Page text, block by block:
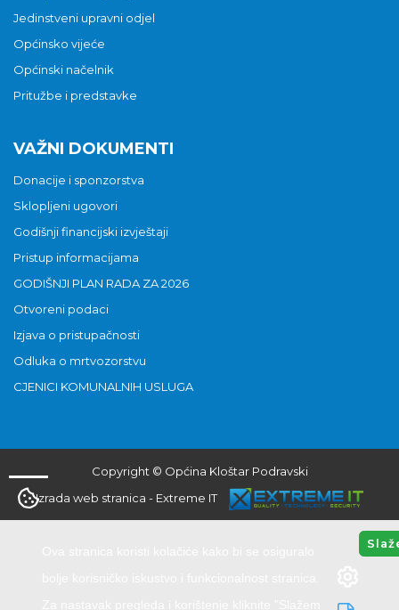
Jedinstveni upravni odjel
Općinsko vijeće
Općinski načelnik
Pritužbe i predstavke
VAŽNI DOKUMENTI
Donacije i sponzorstva
Sklopljeni ugovori
Godišnji financijski izvještaji
Pristup informacijama
GODIŠNJI PLAN RADA ZA 2026
Otvoreni podaci
Izjava o pristupačnosti
Odluka o mrtvozorstvu
CJENICI KOMUNALNIH USLUGA
Copyright © Općina Kloštar Podravski
Izrada web stranica - Extreme IT